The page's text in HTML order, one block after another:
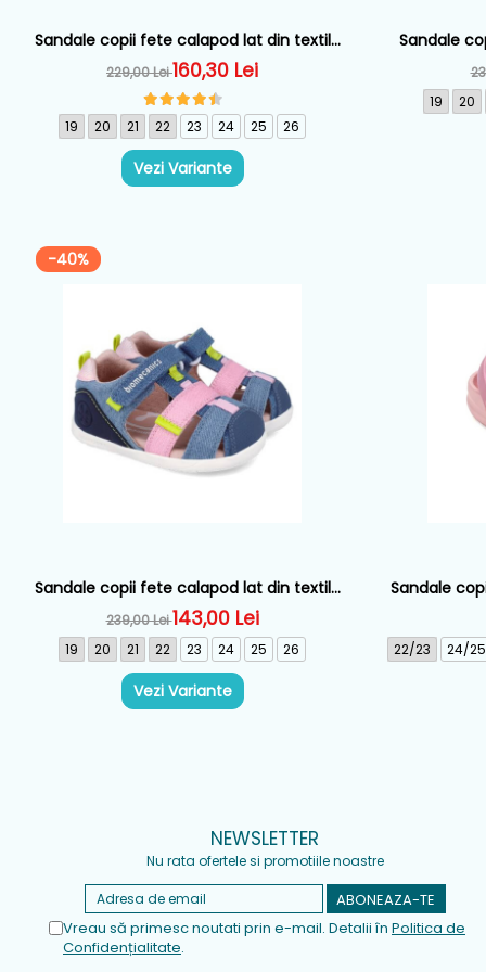
Sandale copii fete calapod lat din textil
Biomecanics, Roz - 262194-A032
229,00 Lei160,30 Lei
19 20 21 22 23 24 25 26
Vezi Variante
Sandale
19 20
-40%
Sandale copii fete calapod lat din textil
Biomecanics, Albastru - 262199-C727
239,00 Lei143,00 Lei
19 20 21 22 23 24 25 26
Vezi Variante
Sandale
22/23 24/25
NEWSLETTER
Nu rata ofertele si promotiile noastre
Vreau să primesc noutati prin e-mail. Detalii în Politica de
Confidențialitate.